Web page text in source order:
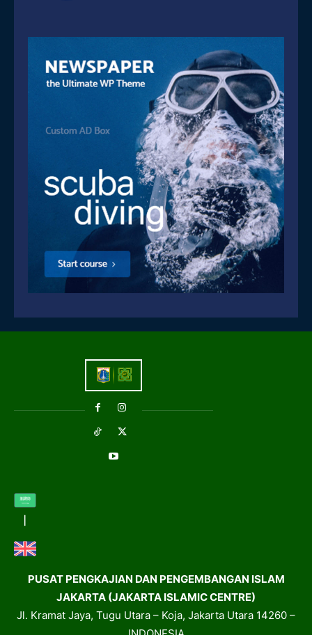
PUSAT PENGKAJIAN DAN PENGEMBANGAN ISLAM
JAKARTA (JAKARTA ISLAMIC CENTRE)
Jl. Kramat Jaya, Tugu Utara – Koja, Jakarta Utara 14260 –